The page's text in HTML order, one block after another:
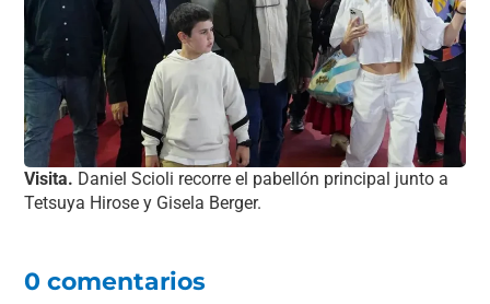
Visita. Daniel Scioli recorre el pabellón principal junto a
Tetsuya Hirose y Gisela Berger.
0 comentarios